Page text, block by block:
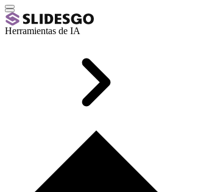
Herramientas de IA